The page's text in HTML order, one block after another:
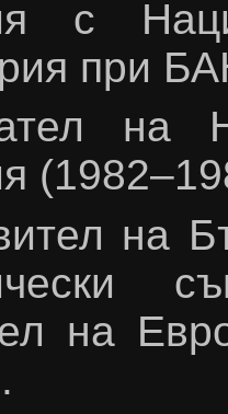
с
при
на
на
на